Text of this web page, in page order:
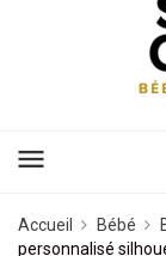
menu
Accueil Bébé
personnalisé